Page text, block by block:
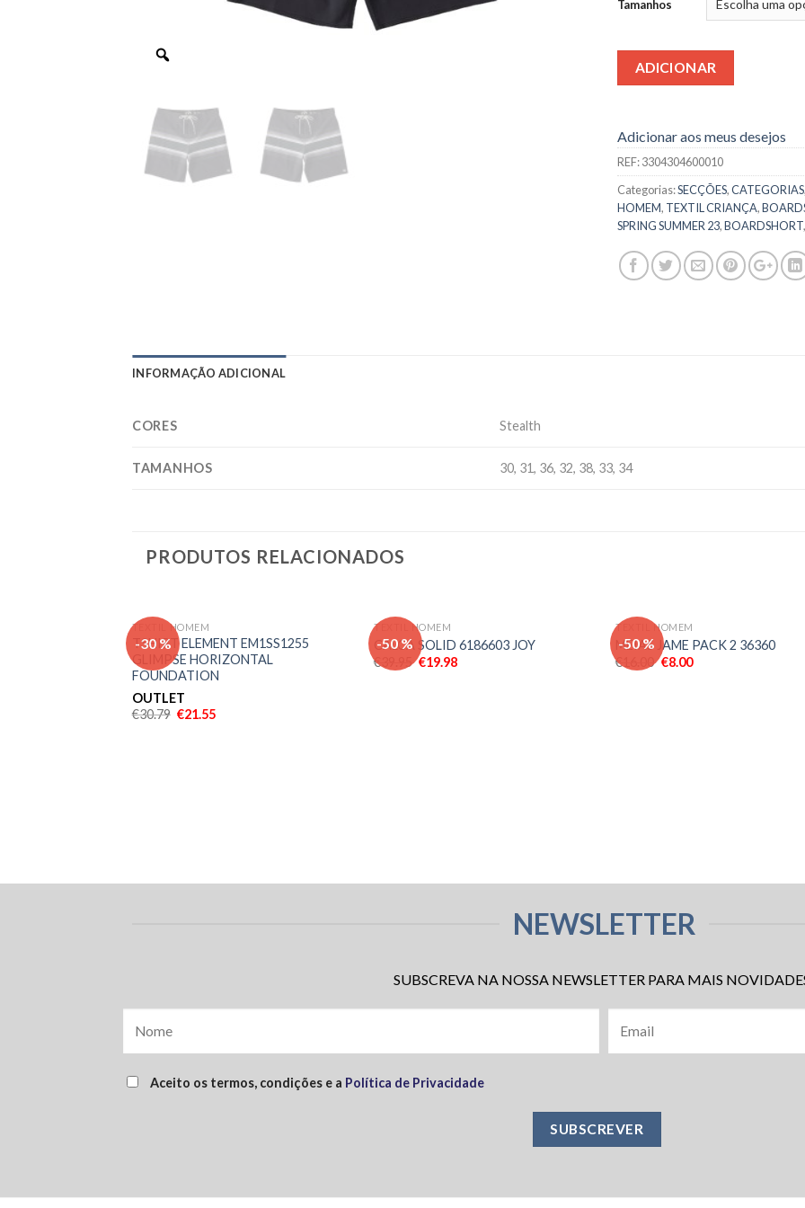
Tamanhos
ADICIONAR
Adicionar aos meus desejos
REF:3304304600010
Categorias:SECÇÕES,CATEGORIAS,
HOMEM, TEXTIL CRIANÇA,
SPRING SUMMER 23,BOARDSHORT,
INFORMAÇÃO ADICIONAL
CORES Stealth
TAMANHOS 30, 31, 36, 32, 38, 33, 34
PRODUTOS RELACIONADOS
-30 %
Adicionar
aos meus
TEXTIL HOMEM
TSHIRT ELEMENT EM1SS1255
GLIMPSE HORIZONTAL
FOUNDATION
OUTLET
€30.79 €21.55
-50 %
Adicionar
TEXTIL HOMEM
CALCA SOLID 6186603 JOY
€ 39.95 €19.98
-50 %
TEXTIL HOMEM
MEIAS JAME PACK 2 36360
€ 16.00 €8.00
NEWSLETTER
SUBSCREVA NA NOSSA NEWSLETTER PARA MAIS
Aceito os termos, condições e a Política de Privacidade